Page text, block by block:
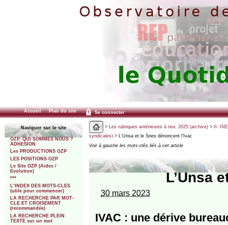
Accueil Plan du site Se connecter
Naviguer sur le site
OZP. QUI SOMMES NOUS ?
ADHESION
Les PRODUCTIONS OZP
LES POSITIONS OZP
Le Site OZP (Aides /
Evolution)
***
L’INDEX DES MOTS-CLES
(utile pour commencer)
LA RECHERCHE PAR MOT-
CLE ET CROISEMENT
(recommandée)
LA RECHERCHE PLEIN
TEXTE sur un mot
> Les rubriques antérieures à nov. 2025 (archive)>
II-
syndicales)> L’Unsa et le Snes dénoncent l’Ivac
Voir à gauche les mots-clés liés à cet article
L’Unsa
30 mars 2023
IVAC : une dérive